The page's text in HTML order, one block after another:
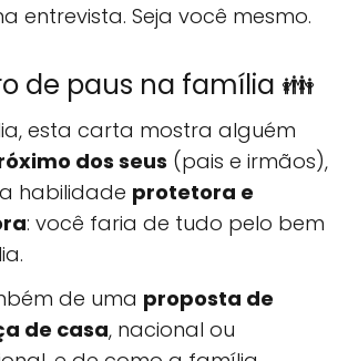
entrevista. Seja você mesmo.
de paus na família 👪
esta carta mostra alguém
dos seus (pais e irmãos),
habilidade protetora e
: você faria de tudo pelo bem
de uma proposta de
de casa, nacional ou